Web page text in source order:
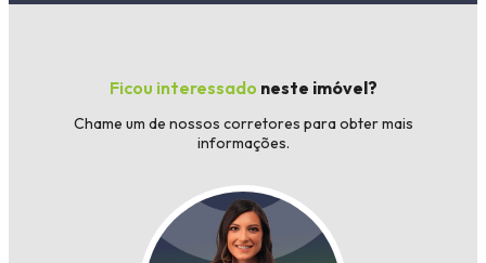
Ficou interessado neste imóvel?
Chame um de nossos corretores para obter mais
informações.